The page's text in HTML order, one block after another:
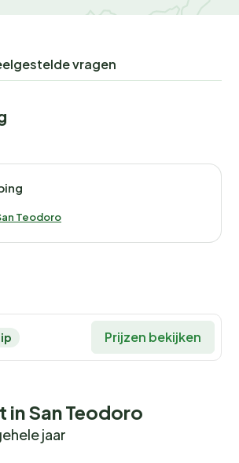
vragen
Teodoro
Prijzen bekijken
in San Teodoro
jaar